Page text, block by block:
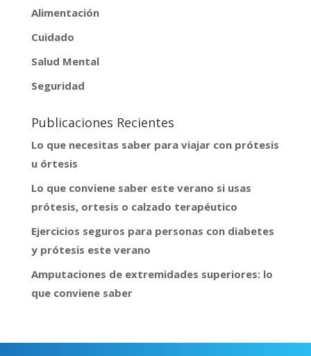
Alimentación
Cuidado
Salud Mental
Seguridad
Publicaciones Recientes
Lo que necesitas saber para viajar con prótesis
u órtesis
Lo que conviene saber este verano si usas
prótesis, ortesis o calzado terapéutico
Ejercicios seguros para personas con diabetes
y prótesis este verano
Amputaciones de extremidades superiores: lo
que conviene saber